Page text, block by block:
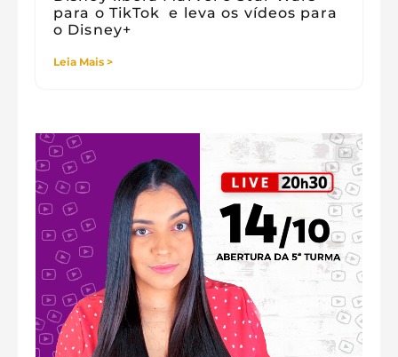
para o TikTok e leva os vídeos para
o Disney+
Leia Mais >